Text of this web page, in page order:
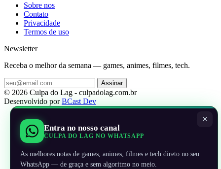
Sobre nos
Contato
Privacidade
Termos de uso
Newsletter
Receba o melhor da semana — games, animes, filmes, tech.
Assinar
© 2026 Culpa do Lag - culpadolag.com.br
Desenvolvido porBCast Dev
×
Entra no nosso canal
CULPA DO LAG NO WHATSAPP
As melhores notas de games, animes, filmes e tech direto no seu
WhatsApp — de graça e sem algoritmo no meio.